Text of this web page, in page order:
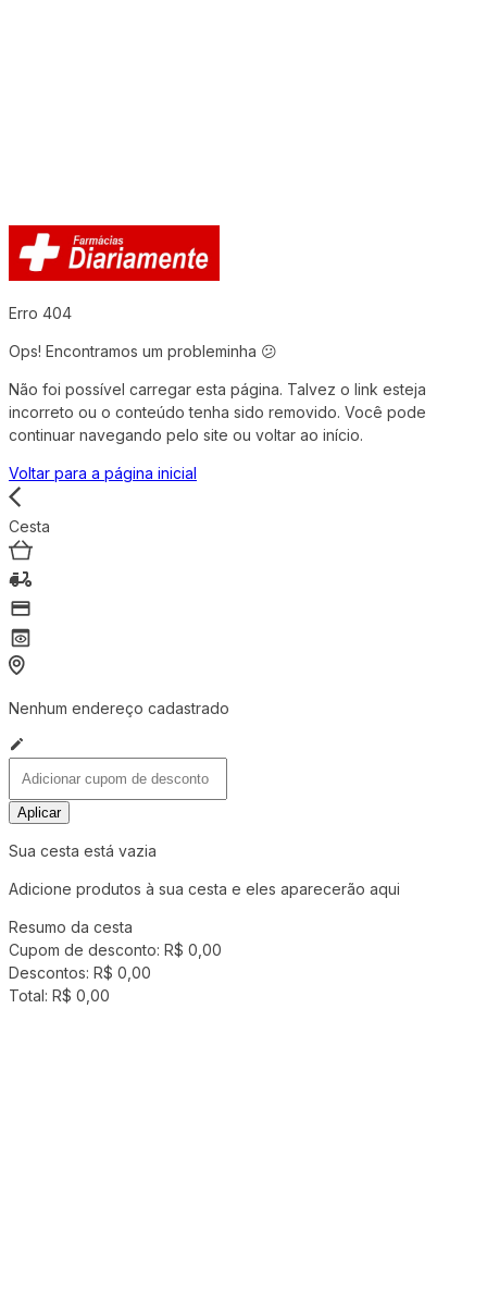
Erro 404
Ops! Encontramos um probleminha 😕
Não foi possível carregar esta página. Talvez o link esteja
incorreto ou o conteúdo tenha sido removido. Você pode
continuar navegando pelo site ou voltar ao início.
Voltar para a página inicial
Cesta
Nenhum endereço cadastrado
Aplicar
Sua cesta está vazia
Adicione produtos à sua cesta e eles aparecerão aqui
Resumo da cesta
Cupom de desconto: R$ 0,00
Descontos: R$ 0,00
Total: R$ 0,00